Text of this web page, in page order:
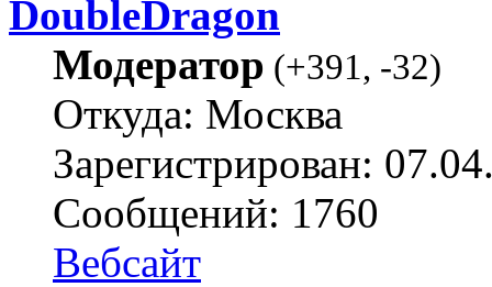
DoubleDragon
Модератор (+391, -32)
Откуда: Москва
Зарегистрирован:
Сообщений: 1760
Вебсайт